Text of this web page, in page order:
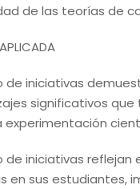
de las teorías de
de iniciativas
significativos
experimentación
de iniciativas reflejan
en sus estudiantes,